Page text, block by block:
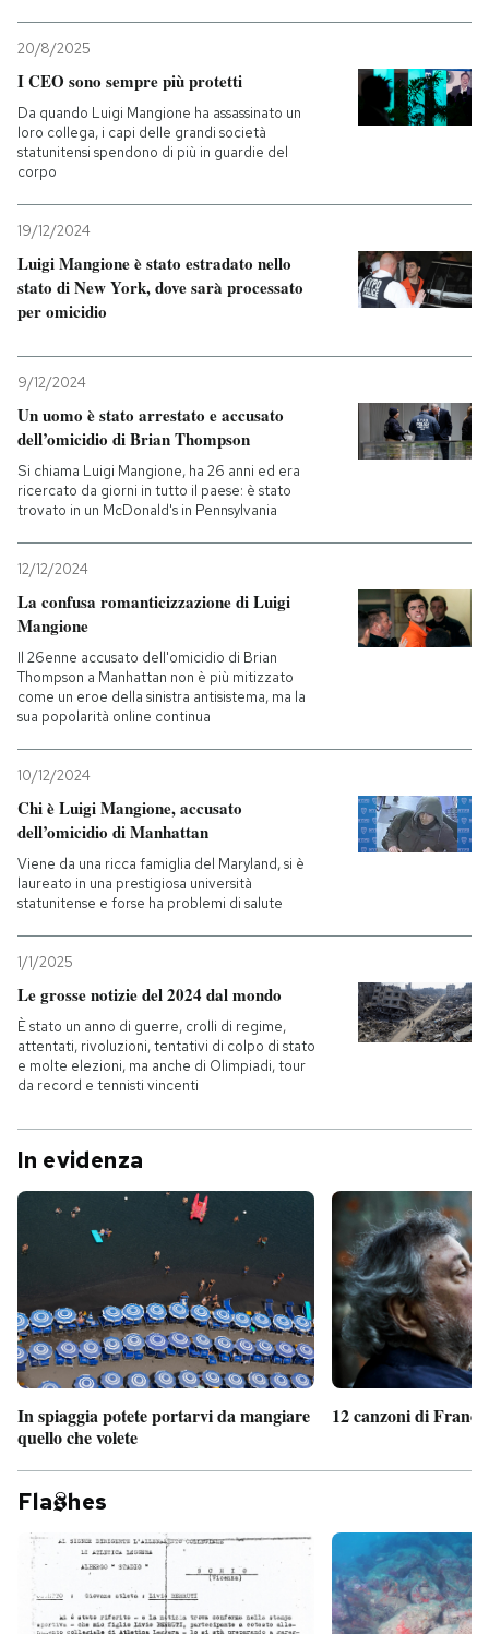
20/8/2025
I CEO sono sempre più protetti
Da quando Luigi Mangione ha assassinato un
loro collega, i capi delle grandi società
statunitensi spendono di più in guardie del
corpo
19/12/2024
Luigi Mangione è stato estradato nello
stato di New York, dove sarà processato
per omicidio
9/12/2024
Un uomo è stato arrestato e accusato
dell’omicidio di Brian Thompson
Si chiama Luigi Mangione, ha 26 anni ed era
ricercato da giorni in tutto il paese: è stato
trovato in un McDonald's in Pennsylvania
12/12/2024
La confusa romanticizzazione di Luigi
Mangione
Il 26enne accusato dell'omicidio di Brian
Thompson a Manhattan non è più mitizzato
come un eroe della sinistra antisistema, ma la
sua popolarità online continua
10/12/2024
Chi è Luigi Mangione, accusato
dell’omicidio di Manhattan
Viene da una ricca famiglia del Maryland, si è
laureato in una prestigiosa università
statunitense e forse ha problemi di salute
1/1/2025
Le grosse notizie del 2024 dal mondo
È stato un anno di guerre, crolli di regime,
attentati, rivoluzioni, tentativi di colpo di stato
e molte elezioni, ma anche di Olimpiadi, tour
da record e tennisti vincenti
In evidenza
In spiaggia potete portarvi da mangiare
quello che volete
12 canzoni di
Fla hes